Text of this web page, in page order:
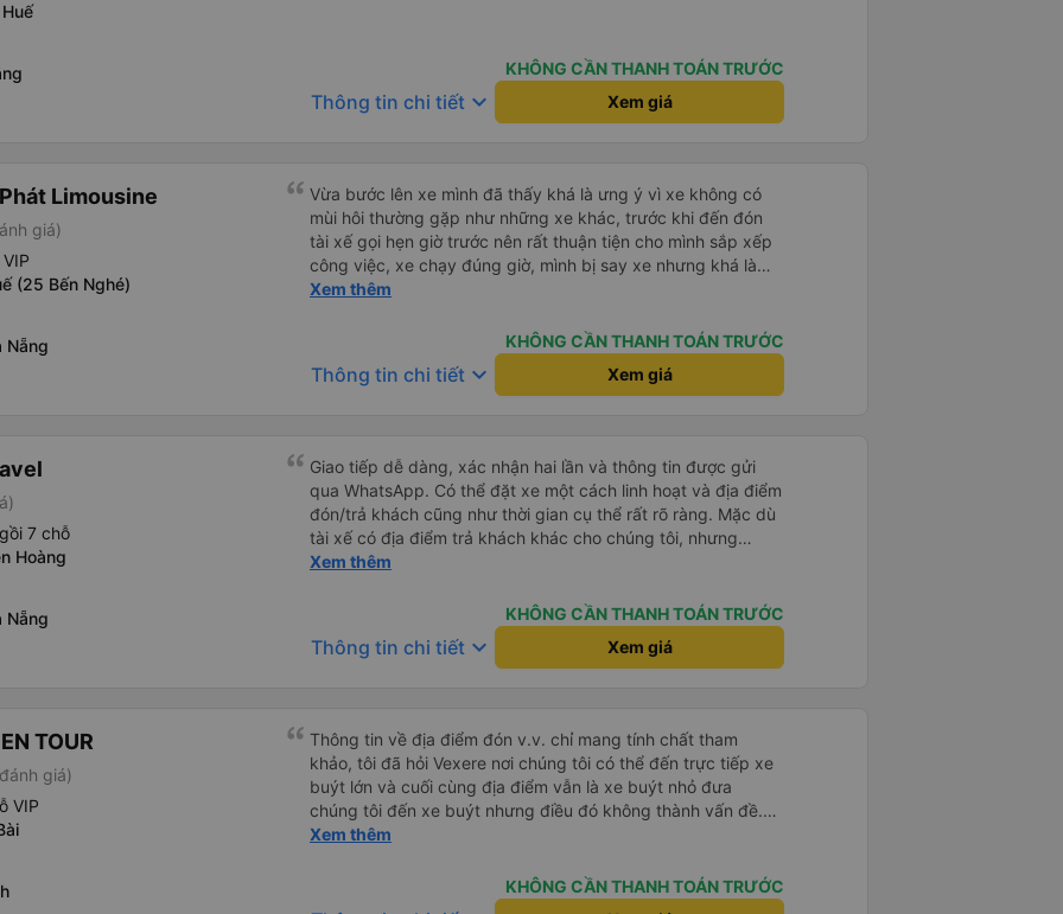
KHÔNG CẦN THANH TOÁN TRƯỚC
Thông tin chi tiết keyboard_arrow_down Xem giá
Limousine
giá)
(25 Bến Nghé)
Nẵng
Vừa bước lên xe mình đã thấy khá là ưng ý vì xe không có
mùi hôi thường gặp như những xe khác, trước khi đến đón
tài xế gọi hẹn giờ trước nên rất thuận tiện cho mình sắp xếp
công việc, xe chạy đúng giờ, mình bị say xe nhưng khá là
thoải mái trong chuyến xe này, tài xế dễ thương cực, Hưng
Xem thêm
KHÔNG CẦN THANH TOÁN TRƯỚC
Thông tin chi tiết keyboard_arrow_down Xem giá
7 chỗ
Hoàng
Nẵng
Giao tiếp dễ dàng, xác nhận hai lần và thông tin được gửi
qua WhatsApp. Có thể đặt xe một cách linh hoạt và địa điểm
đón/trả khách cũng như thời gian cụ thể rất rõ ràng. Mặc dù
tài xế có địa điểm trả khách khác cho chúng tôi, nhưng
chúng tôi vẫn có thể đến địa điểm mình muốn.
Xem thêm
KHÔNG CẦN THANH TOÁN TRƯỚC
Thông tin chi tiết keyboard_arrow_down Xem giá
TOUR
giá)
VIP
Thông tin về địa điểm đón v.v. chỉ mang tính chất tham
khảo, tôi đã hỏi Vexere nơi chúng tôi có thể đến trực tiếp xe
buýt lớn và cuối cùng địa điểm vẫn là xe buýt nhỏ đưa
chúng tôi đến xe buýt nhưng điều đó không thành vấn đề.
Chúng tôi khởi hành đúng giờ từ Hà Nội nhưng đã nghỉ rất
đến Sa Pa muộn 30 phút nên rất tốt. Không có WC trên xe
buýt nên hãy cân nhắc nhưng bạn sẽ nghỉ 30 phút hai lần ở
Xem thêm
KHÔNG CẦN THANH TOÁN TRƯỚC